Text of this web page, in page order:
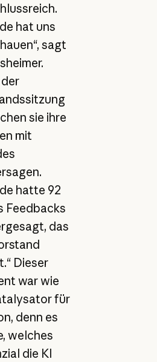
hat uns
sagt
sie ihre
mit
hatte 92
Feedbacks
das
Dieser
war wie
für
denn es
welches
die KI